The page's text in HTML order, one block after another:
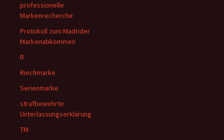
professionelle
Markenrecherche
Protokoll zum Madrider
Markenabkommen
R
Riechmarke
Serienmarke
strafbewehrte
Unterlassungserklärung
TM